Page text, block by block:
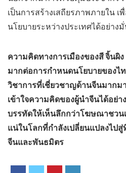
เป็นการสร้างเสถียรภาพภายใน
นโยบายระหว่างประเทศได้อย่าง
ความคิดทางการเมืองของสี จิ้นผิ
มากต่อการกำหนดนโยบายของ
วิชาการที่เชี่ยวชาญด้านจีนมากม
เข้าใจความคิดของผู้นำจีนได้อย่
บรรทัดให้เห็นลึกกว่าโฆษณาชวน
แน่ในโลกที่กำลังเปลี่ยนแปลงไป
จีนและพันธมิตร